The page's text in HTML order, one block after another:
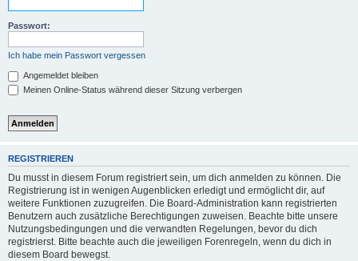
Passwort:
Ich habe mein Passwort vergessen
Angemeldet bleiben
Meinen Online-Status während dieser Sitzung verbergen
REGISTRIEREN
Du musst in diesem Forum registriert sein, um dich anmelden zu können. Die
Registrierung ist in wenigen Augenblicken erledigt und ermöglicht dir, auf
weitere Funktionen zuzugreifen. Die Board-Administration kann registrierten
Benutzern auch zusätzliche Berechtigungen zuweisen. Beachte bitte unsere
Nutzungsbedingungen und die verwandten Regelungen, bevor du dich
registrierst. Bitte beachte auch die jeweiligen Forenregeln, wenn du dich in
diesem Board bewegst.